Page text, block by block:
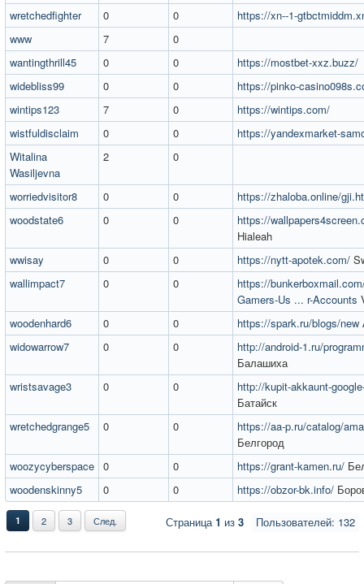
wretchedfighter
0 0
https://xn--1-
www
7
0
wantingthrill45
0 0
https://mostbet-xxz.buzz/
widebliss99
0 0
https://pinko-
wintips123
7 0
https://wintips.com/
wistfuldisclaim
0 0
https://yandexmarket-
Witalina
Wasiljevna
2 0
worriedvisitor8 0 0
https://zhaloba.online/
woodstate6
0 0
https://
Hialeah
wwisay
0 0 https://nytt-apotek.com/
wallimpact7
0 0
https://
Gamers-Us ... r-Accounts
woodenhard6
0 0 https://spark.ru/blogs/new
widowarrow7
0 0
http://android-1.ru/
Балашиха
wristsavage3
0 0
http://kupit-akkaunt-
Батайск
wretchedgrange5
0 0
https://aa-p.ru/catalog/
Белгород
woozycyberspace 0 0 https://grant-kamen.ru/
woodenskinny5
0 0 https://obzor-bk.info/
Пользователей: 132
1 2 3 След. Страница1 из 3